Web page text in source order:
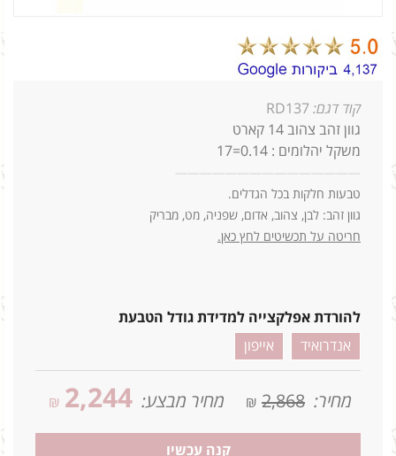
קוד דגם: RD137
גוון זהב צהוב 14 קארט
משקל יהלומים : 0.14=17
—
—
—
—
—
—
—
—
—
—
—
—
—
—
—
טבעות חלקות בכל הגדלים.
גוון זהב: לבן, צהוב, אדום, שפניה, מט, מבריק
חריטה על תכשיטים לחץ כאן.
להורדת אפלקצייה למדידת גודל הטבעת
אנדרואיד
אייפון
מחיר: 2,868
₪ מחיר מבצע: 2,244
₪
קנה עכשיו